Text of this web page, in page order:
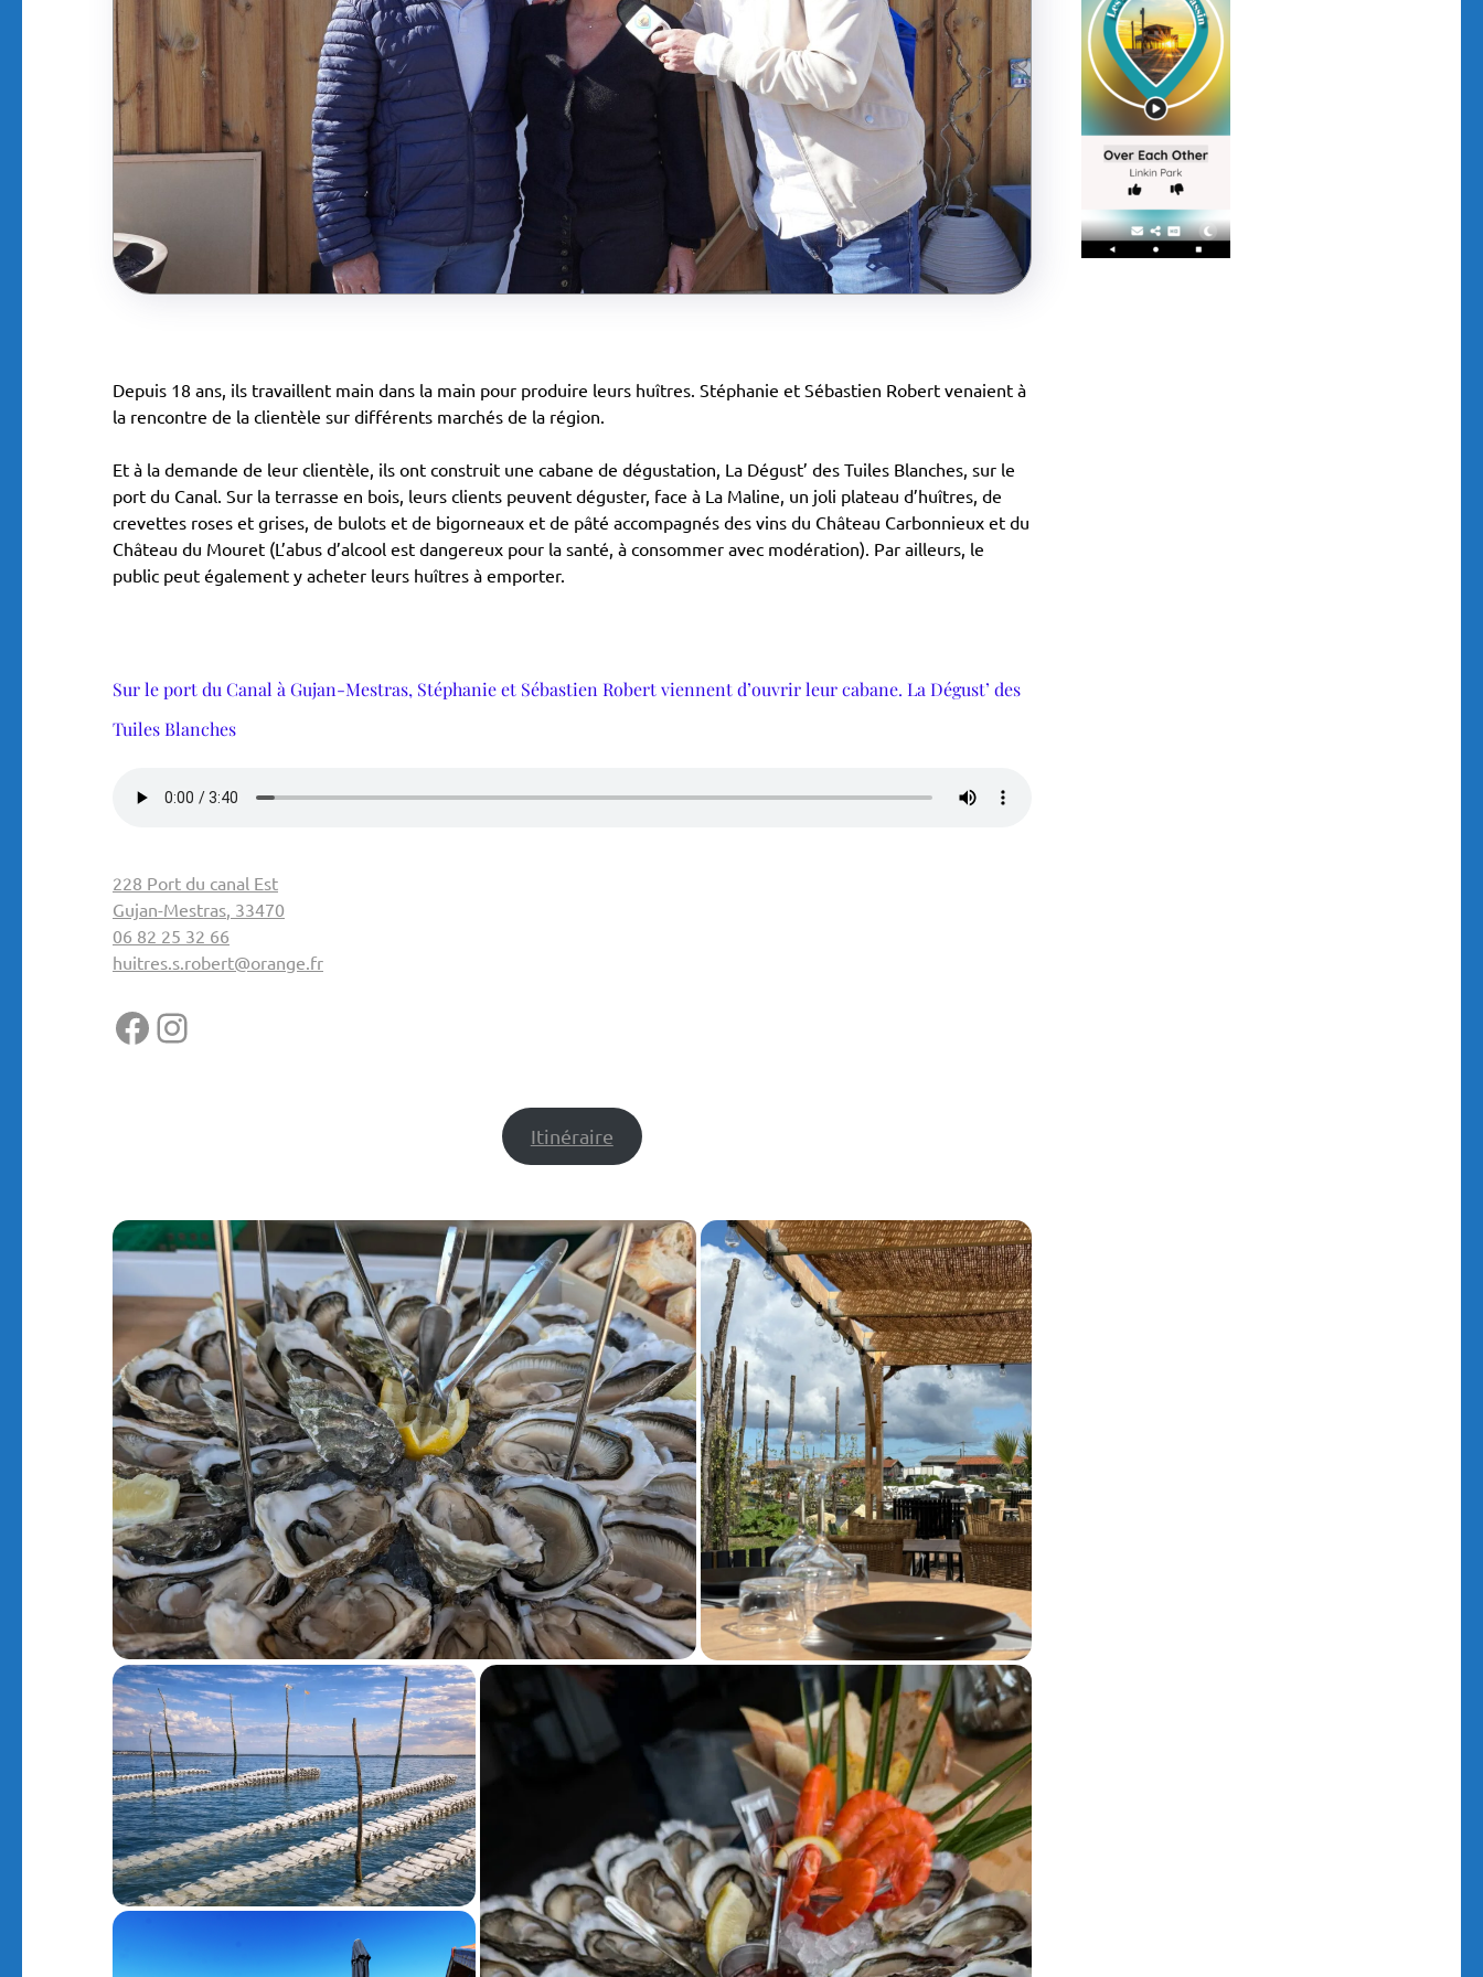
Depuis 18 ans, ils travaillent main dans la main pour produire leurs huîtres. Stéphanie et Sébastien Robert venaient à
la rencontre de la clientèle sur différents marchés de la région.
Et à la demande de leur clientèle, ils ont construit une cabane de dégustation, La Dégust’ des Tuiles Blanches, sur le
port du Canal. Sur la terrasse en bois, leurs clients peuvent déguster, face à La Maline, un joli plateau d’huîtres, de
crevettes roses et grises, de bulots et de bigorneaux et de pâté accompagnés des vins du Château Carbonnieux et du
Château du Mouret (L’abus d’alcool est dangereux pour la santé, à consommer avec modération). Par ailleurs, le
public peut également y acheter leurs huîtres à emporter.
Sur le port du Canal à Gujan-Mestras, Stéphanie et Sébastien Robert viennent d’ouvrir leur cabane. La Dégust’ des
Tuiles Blanches
228 Port du canal Est
Gujan-Mestras 33470
06 82 25 32 66
huitres.s.robert@orange.fr
Facebook
Instagram
Itinéraire